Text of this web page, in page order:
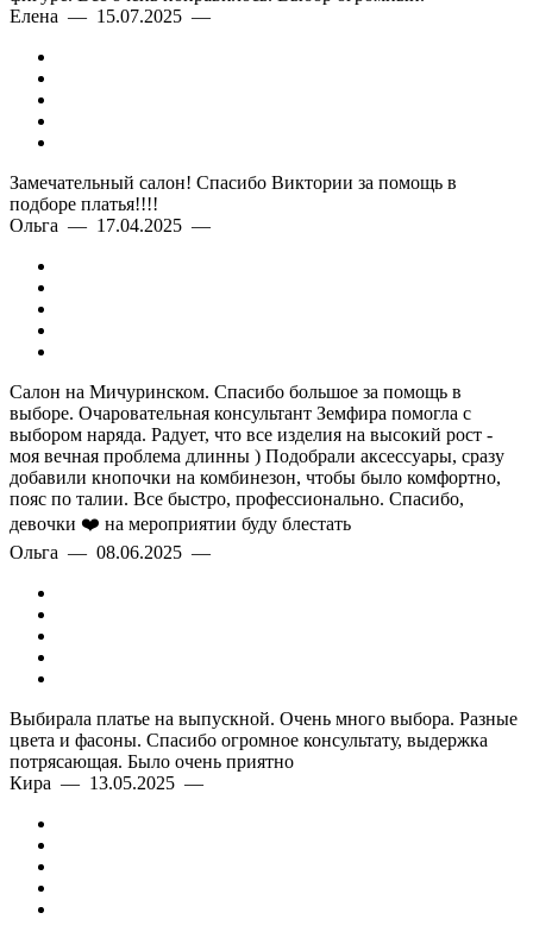
Елена — 15.07.2025 —
Замечательный салон! Спасибо Виктории за помощь в
подборе платья!!!!
Ольга — 17.04.2025 —
Салон на Мичуринском. Спасибо большое за помощь в
выборе. Очаровательная консультант Земфира помогла с
выбором наряда. Радует, что все изделия на высокий рост -
моя вечная проблема длинны ) Подобрали аксессуары, сразу
добавили кнопочки на комбинезон, чтобы было комфортно,
пояс по талии. Все быстро, профессионально. Спасибо,
девочки ❤️ на мероприятии буду блестать
Ольга — 08.06.2025 —
Выбирала платье на выпускной. Очень много выбора. Разные
цвета и фасоны. Спасибо огромное консультату, выдержка
потрясающая. Было очень приятно
Кира — 13.05.2025 —